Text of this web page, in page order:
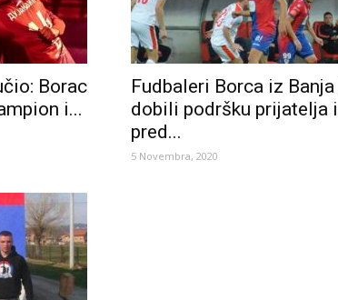
Borac
i...
Fudbaleri Borca iz Banja
dobili podršku prijatelja
pred...
5 Novembra, 2020